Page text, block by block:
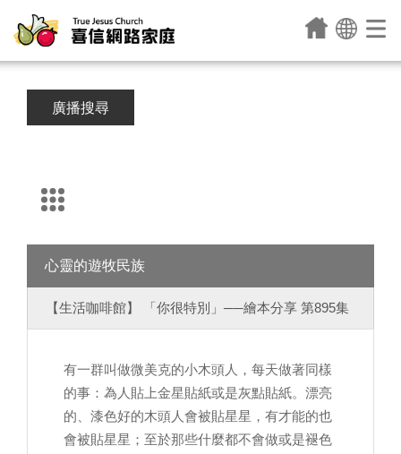
廣播搜尋
心靈的遊牧民族
【生活咖啡館】 「你很特別」──繪本分享 第895集
有一群叫做微美克的小木頭人，每天做著同樣
的事：為人貼上金星貼紙或是灰點貼紙。漂亮
的、漆色好的木頭人會被貼星星，有才能的也
會被貼星星；至於那些什麼都不會做或是褪色